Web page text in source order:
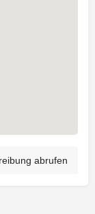
abrufen